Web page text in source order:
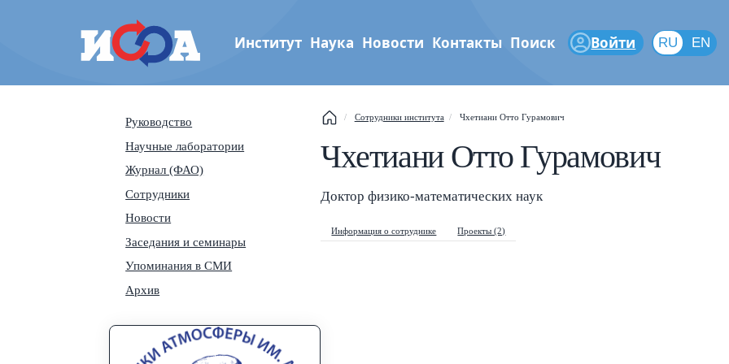
Институт физики атмосферы
Институт Наука Новости Контакты Поиск Войти RU EN
RU
Руководство
Научные лаборатории
Журнал (ФАО)
Сотрудники
Новости
Заседания и семинары
Упоминания в СМИ
Архив
Сотрудники института Чхетиани Отто Гурамович
Чхетиани Отто Гурамович
Доктор физико-математических наук
Информация о сотруднике Проекты (2)
This help popup Shift + ?
Search popup
Navigate posts